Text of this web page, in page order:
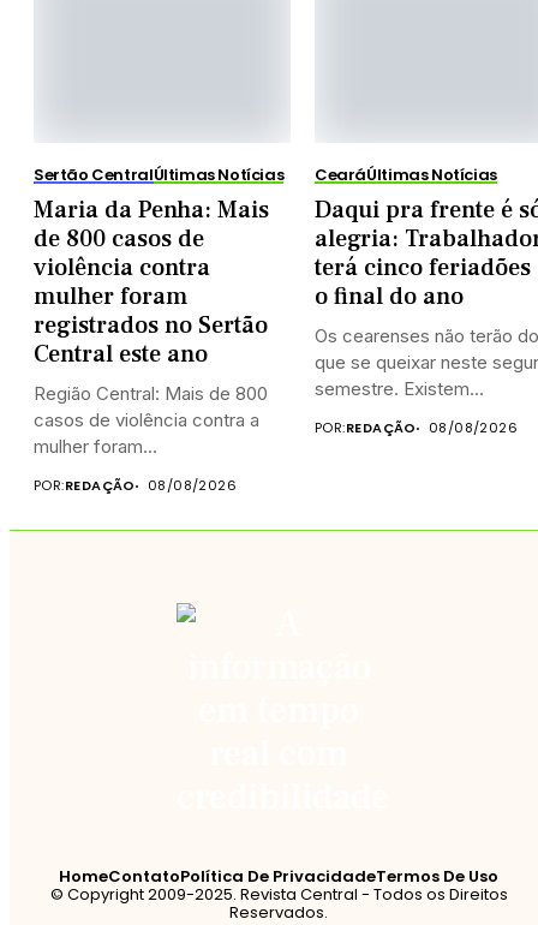
Sertão CentralÚltimas Notícias
Maria da Penha: Mais
de 800 casos de
violência contra
mulher foram
registrados no Sertão
Central este ano
Região Central: Mais de 800
casos de violência contra a
mulher foram...
POR:REDAÇÃO 08/08/2026
CearáÚltimas Notícias
Daqui pra frente é
alegria:
terá cinco feriadões
o final do ano
Os cearenses não terão do
que se queixar neste
semestre. Existem...
POR:REDAÇÃO 08/08/2026
HomeContatoPolítica De PrivacidadeTermos De Uso
© Copyright 2009-2025. Revista Central - Todos os Direitos
Reservados.